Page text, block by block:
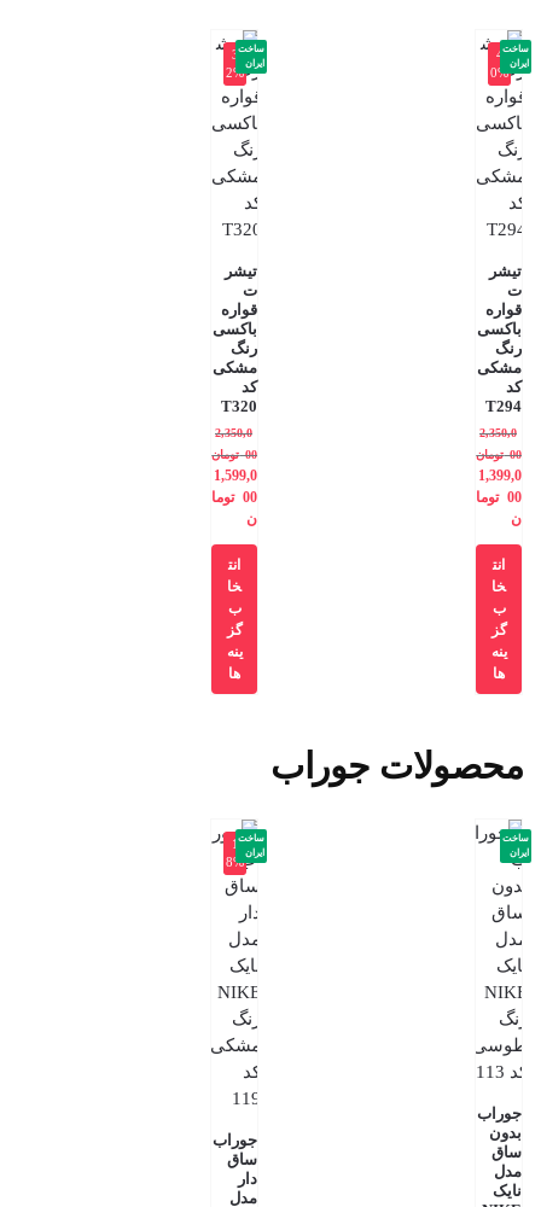
-4
0%
تیشر
ت
قواره
باکسی
رنگ
مشکی
کد
T294
2,350,0
00 تومان
1,399,0
00 توما
ن
ساخت
ایران
انت
خا
ب
گز
ینه
ها
-3
2%
تیشر
ت
قواره
باکسی
رنگ
مشکی
کد
T320
2,350,0
00 تومان
1,599,0
00 توما
ن
ساخت
ایران
انت
خا
ب
گز
ینه
ها
محصولات جوراب
جوراب
بدون
ساق
مدل
نایک
ساخت
ایران
-1
8%
جوراب
ساق
دار
مدل
ساخت
ایران